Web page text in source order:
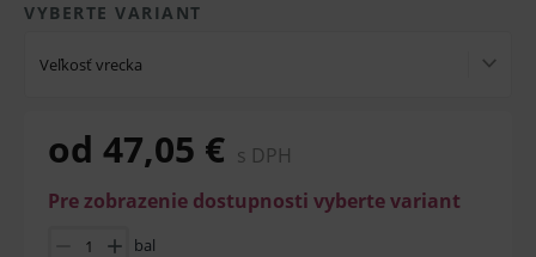
VYBERTE VARIANT
Veľkosť vrecka
od 47,05 € s DPH
Pre zobrazenie dostupnosti vyberte variant
bal